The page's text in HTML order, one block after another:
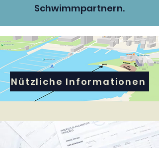
Schwimmpartnern.
Nützliche Informationen